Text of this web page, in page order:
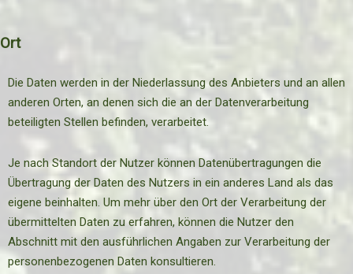
Ort
Die Daten werden in der Niederlassung des Anbieters und an allen
anderen Orten, an denen sich die an der Datenverarbeitung
beteiligten Stellen befinden, verarbeitet.
Je nach Standort der Nutzer können Datenübertragungen die
Übertragung der Daten des Nutzers in ein anderes Land als das
eigene beinhalten. Um mehr über den Ort der Verarbeitung der
übermittelten Daten zu erfahren, können die Nutzer den
Abschnitt mit den ausführlichen Angaben zur Verarbeitung der
personenbezogenen Daten konsultieren.